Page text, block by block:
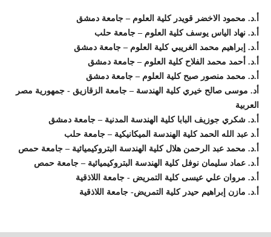
أ.د. محمود الاخضر قويدر كلية العلوم – جامعة دمشق
أ.د. نهاد الياس يوسف كلية العلوم – جامعة حلب
أ.د. إبراهيم محمد الغريبي كلية العلوم – جامعة دمشق
أ.د. أحمد محمد الفلاح كلية العلوم – جامعة دمشق
أ.د. محمد منصور صبح كلية العلوم – جامعة دمشق
أد. موسى صالح خيري كلية الهندسة – جامعة الزقازيق - جمهورية مصر
العربية
أ.د. شكري جوزيف البابا كلية الهندسة المدنية – جامعة دمشق
أ.د عبد الله الحمد كلية الهندسة الميكانيكية – جامعة حلب
أ.د. محمد عبد الرحمن هلال كلية الهندسة البتروكيميائية – جامعة حمص
أ.د. عماد سليمان نوفل كلية الهندسة البتروكيميائية – جامعة حمص
أ.د. مروان علي عيسى كلية التمريض - جامعة اللاذقية
أ.د. مازن إبراهيم حيدر كلية التمريض- جامعة اللاذقية